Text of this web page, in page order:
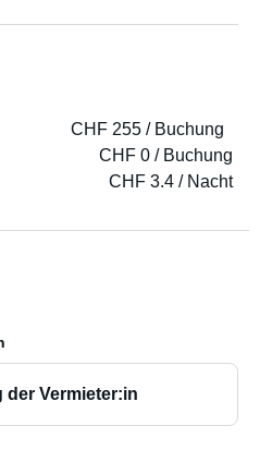
CHF 255 / Buchung
CHF 0 / Buchung
CHF 3.4 / Nacht
Vermieter:in